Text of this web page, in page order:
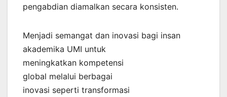
pengabdian diamalkan secara konsisten.
Menjadi semangat dan inovasi bagi insan
akademika UMI untuk
meningkatkan kompetensi
global melalui berbagai
inovasi seperti transformasi